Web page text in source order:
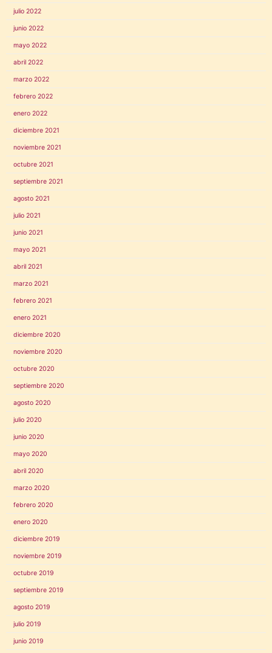
julio 2022
junio 2022
mayo 2022
abril 2022
marzo 2022
febrero 2022
enero 2022
diciembre 2021
noviembre 2021
octubre 2021
septiembre 2021
agosto 2021
julio 2021
junio 2021
mayo 2021
abril 2021
marzo 2021
febrero 2021
enero 2021
diciembre 2020
noviembre 2020
octubre 2020
septiembre 2020
agosto 2020
julio 2020
junio 2020
mayo 2020
abril 2020
marzo 2020
febrero 2020
enero 2020
diciembre 2019
noviembre 2019
octubre 2019
septiembre 2019
agosto 2019
julio 2019
junio 2019